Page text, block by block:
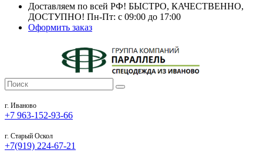
Доставляем по всей РФ! БЫСТРО, КАЧЕСТВЕННО,
ДОСТУПНО! Пн-Пт: с 09:00 до 17:00
Оформить заказ
г. Иваново
+7 963-152-93-66
г. Старый Оскол
+7(919) 224-67-21